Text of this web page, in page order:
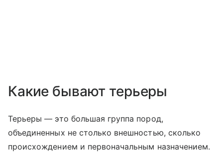
Какие бывают терьеры
Терьеры — это большая группа пород,
объединенных не столько внешностью, сколько
происхождением и первоначальным назначением.